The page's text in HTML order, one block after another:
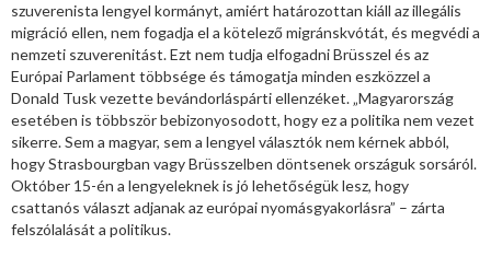
szuverenista lengyel kormányt, amiért határozottan kiáll az illegális
migráció ellen, nem fogadja el a kötelező migránskvótát, és megvédi a
nemzeti szuverenitást. Ezt nem tudja elfogadni Brüsszel és az
Európai Parlament többsége és támogatja minden eszközzel a
Donald Tusk vezette bevándorláspárti ellenzéket. „Magyarország
esetében is többször bebizonyosodott, hogy ez a politika nem vezet
sikerre. Sem a magyar, sem a lengyel választók nem kérnek abból,
hogy Strasbourgban vagy Brüsszelben döntsenek országuk sorsáról.
Október 15-én a lengyeleknek is jó lehetőségük lesz, hogy
csattanós választ adjanak az európai nyomásgyakorlásra” – zárta
felszólalását a politikus.